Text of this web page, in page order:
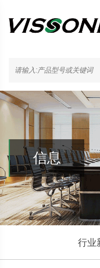
信息
行业